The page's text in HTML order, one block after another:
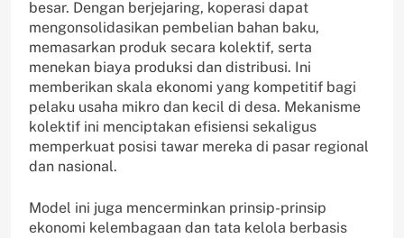
besar. Dengan berjejaring, koperasi dapat
mengonsolidasikan pembelian bahan baku,
memasarkan produk secara kolektif, serta
menekan biaya produksi dan distribusi. Ini
memberikan skala ekonomi yang kompetitif bagi
pelaku usaha mikro dan kecil di desa. Mekanisme
kolektif ini menciptakan efisiensi sekaligus
memperkuat posisi tawar mereka di pasar regional
dan nasional.
Model ini juga mencerminkan prinsip-prinsip
ekonomi kelembagaan dan tata kelola berbasis